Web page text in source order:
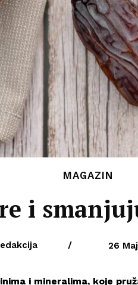
MAGAZIN
i
/ 26
i mineralima, koje